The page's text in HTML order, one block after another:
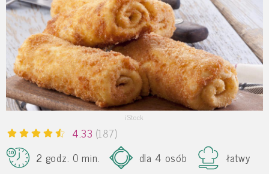
iStock
4.33 (187)
2 godz. 0 min.
dla 4 osób łatwy